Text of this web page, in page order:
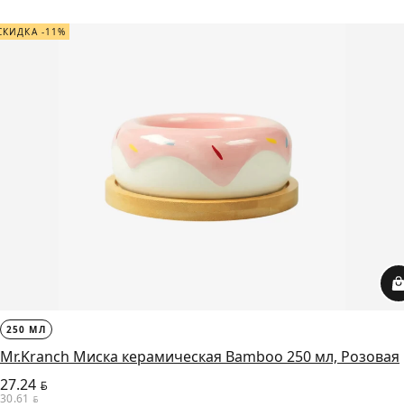
-11%
250 МЛ
Mr.Kranch Миска керамическая Bamboo 250 мл, Розовая
27.24 BYN
30.61 BYN